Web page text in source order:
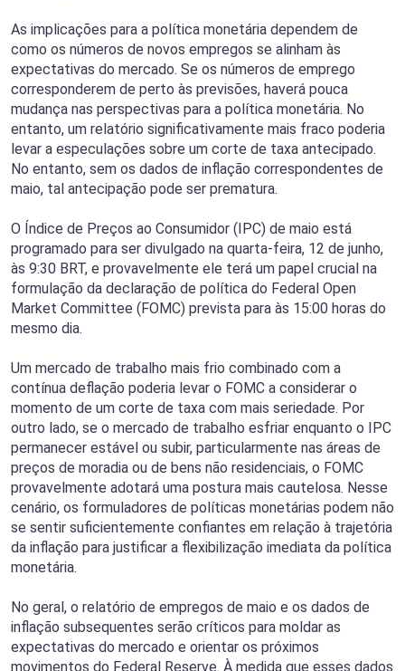
As implicações para a política monetária dependem de
como os números de novos empregos se alinham às
expectativas do mercado. Se os números de emprego
corresponderem de perto às previsões, haverá pouca
mudança nas perspectivas para a política monetária. No
entanto, um relatório significativamente mais fraco poderia
levar a especulações sobre um corte de taxa antecipado.
No entanto, sem os dados de inflação correspondentes de
maio, tal antecipação pode ser prematura.
O Índice de Preços ao Consumidor (IPC) de maio está
programado para ser divulgado na quarta-feira, 12 de junho,
às 9:30 BRT, e provavelmente ele terá um papel crucial na
formulação da declaração de política do Federal Open
Market Committee (FOMC) prevista para às 15:00 horas do
mesmo dia.
Um mercado de trabalho mais frio combinado com a
contínua deflação poderia levar o FOMC a considerar o
momento de um corte de taxa com mais seriedade. Por
outro lado, se o mercado de trabalho esfriar enquanto o IPC
permanecer estável ou subir, particularmente nas áreas de
preços de moradia ou de bens não residenciais, o FOMC
provavelmente adotará uma postura mais cautelosa. Nesse
cenário, os formuladores de políticas monetárias podem não
se sentir suficientemente confiantes em relação à trajetória
da inflação para justificar a flexibilização imediata da política
monetária.
No geral, o relatório de empregos de maio e os dados de
inflação subsequentes serão críticos para moldar as
expectativas do mercado e orientar os próximos
movimentos do Federal Reserve. À medida que esses dados